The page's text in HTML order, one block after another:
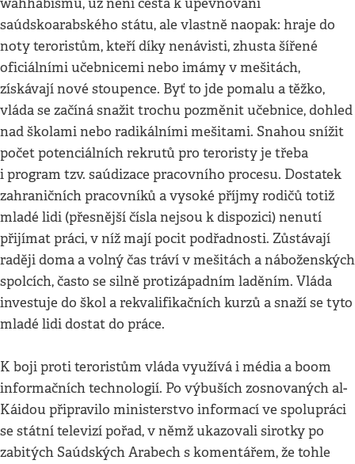
wahhábismu, už není cesta k upevňování
saúdskoarabského státu, ale vlastně naopak: hraje do
noty teroristům, kteří díky nenávisti, zhusta šířené
oficiálními učebnicemi nebo imámy v mešitách,
získávají nové stoupence. Byť to jde pomalu a těžko,
vláda se začíná snažit trochu pozměnit učebnice, dohled
nad školami nebo radikálními mešitami. Snahou snížit
počet potenciálních rekrutů pro teroristy je třeba
i program tzv. saúdizace pracovního procesu. Dostatek
zahraničních pracovníků a vysoké příjmy rodičů totiž
mladé lidi (přesnější čísla nejsou k dispozici) nenutí
přijímat práci, v níž mají pocit podřadnosti. Zůstávají
raději doma a volný čas tráví v mešitách a náboženských
spolcích, často se silně protizápadním laděním. Vláda
investuje do škol a rekvalifikačních kurzů a snaží se tyto
mladé lidi dostat do práce.
K boji proti teroristům vláda využívá i média a boom
informačních technologií. Po výbuších zosnovaných al-
Káidou připravilo ministerstvo informací ve spolupráci
se státní televizí pořad, v němž ukazovali sirotky po
zabitých Saúdských Arabech s komentářem, že tohle